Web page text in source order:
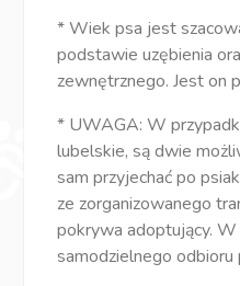
* Wiek psa jest
podstawie uzębienia
zewnętrznego. Jest on
* UWAGA: W
lubelskie, są dwie
sam przyjechać po
ze zorganizowanego
pokrywa adoptujący. W
samodzielnego odbioru